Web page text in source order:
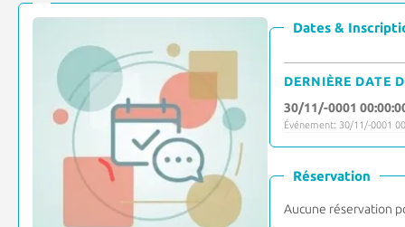
Dates &
DERNIÈRE DATE
30/11/-0001
Événement: 30/11/-0001
Réservation
Aucune réservation